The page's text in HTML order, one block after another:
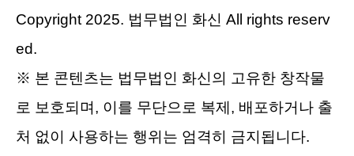
Copyright 2025. 법무법인 화신 All rights reserv
ed.
※ 본 콘텐츠는 법무법인 화신의 고유한 창작물
로 보호되며, 이를 무단으로 복제, 배포하거나 출
처 없이 사용하는 행위는 엄격히 금지됩니다.